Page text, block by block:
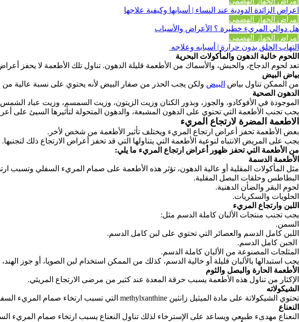
اعراض الزائدة الدودية عند النساء | أسبابها وكيفية علاجها
أمراض الجهاز الهضمي
هل دوالي المريء خطيرة ؟ الأعراض والأسباب
أمراض الجهاز الهضمي
التهاب الحلق بدون حرارة | أسبابه وعلاجه
اللحوم خالية الدهون والمأكولات البحرية
تعد لحوم الدجاج، والحبش، والأسماك من الأطعمة قليلة الدهون. تناول تلك الأطعمة لا يحفز
بياض البيض
من الممكن تناول بياض البيض ولكن يجب الحذر من صفار البيض لأنه يحتوي على نسبة عالية من
الدهون الصحية
الموجودة في الأفوكادو، والجوز، وبذور الكتان وزيت الزيتون، وزيت السمسم، وزيت عباد
يجب تجنب الأطعمة التي تحتوي على الدهون المشبعة، والدهون المتحولة لتأثيرها السيئ على
الاطعمة المضرة لارتجاع المريء
بعض الأطعمة تحفز أعراض ارتجاع المريء ويختلف تأثير الأطعمة من شخص لأخر.
يجب على المريض الانتباه لنوعية الأطعمة التي يتناولها التي قد تحفز أعراض الارتجاع ذلك لتجنبها.
من الأطعمة التي تحفز ظهور أعراض ارتجاع المريء ما يلي:
الأطعمة الدسمة
مثل المأكولات المقلية أو عالية الدهون، تؤثر هذه الأطعمة على صمام المريء السفلي وتسبب
البطاطس وحلقات البصل المقلية.
لحوم البقر والضأن الدهنية.
الحلويات والسكريات.
اللبن وارتجاع المريء
يجب تجنب منتجات الألبان كاملة الدسم مثل:
السمن.
اللبن كامل الدسم والعصائر التي تحتوي على لبن كامل الدسم.
الجبن كامل الدسم.
المثلجات المصنوعة من الألبان كاملة الدسم.
يجب استبدالها بالألبان قليلة أو خالية الدسم، كذلك من الممكن استخدام لبن الصويا، أو جوز الهند،
الأطعمة الحارة والبصل والثوم
الإكثار من تناول هذه الأطعمة يسبب حرقة المعدة عند كثير من مرضى الارتجاع المريئي.
الشيكولاته
تحتوي الشيكولاتة على مادة الميثيل زانثين methylxanthine التي تسبب ارتخاء صمام المريء السفلي مما يحفز ظهور الأعراض.
النعناع
النعناع مهدىء طبيعي ويساعد على الإسترخاء لذلك تناول النعناع يسبب ارتخاء صمام المريء